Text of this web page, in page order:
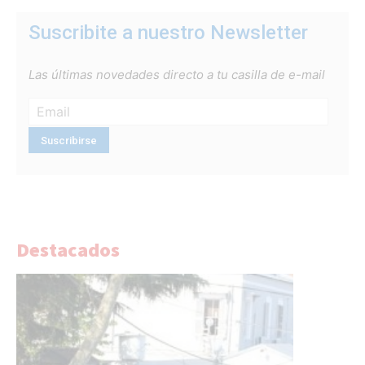
Suscribite a nuestro Newsletter
Las últimas novedades directo a tu casilla de e-mail
Destacados